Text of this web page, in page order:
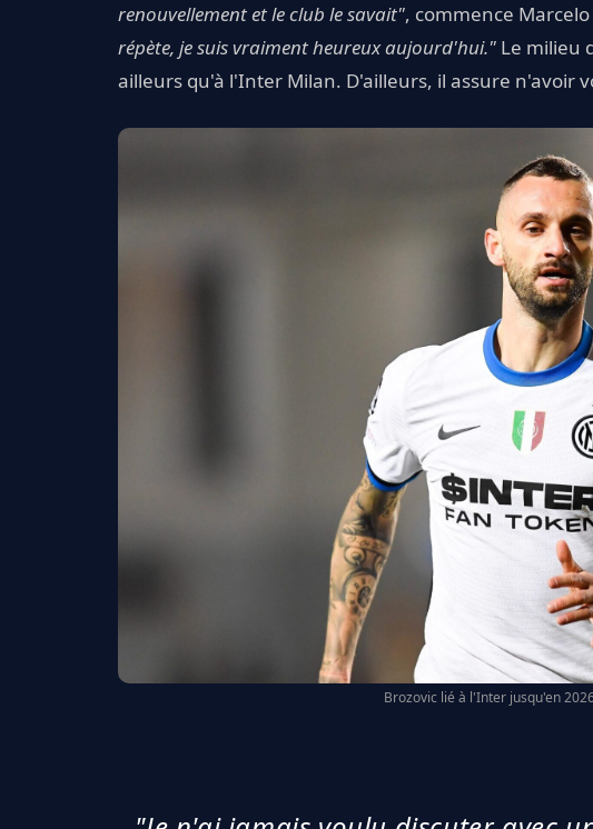
renouvellement et le club le savait", commence
répète, je suis vraiment heureux aujourd'hui." Le milieu
ailleurs qu'à l'Inter Milan. D'ailleurs, il assure n'avoir
Brozovic lié à l'Inter jusqu'en